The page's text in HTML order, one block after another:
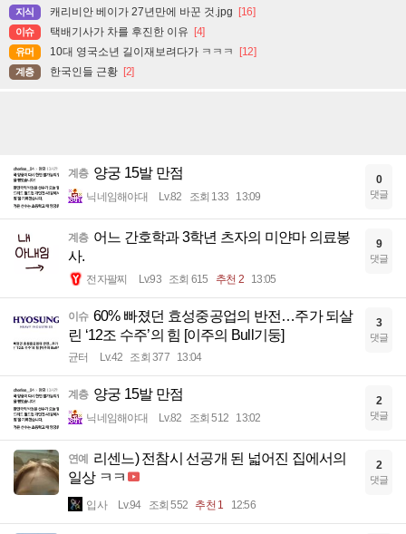
지식 캐리비안 베이가 27년만에 바꾼 것.jpg [16]
이슈 택배기사가 차를 후진한 이유 [4]
유머 10대 영국소년 길이재보려다가 ㅋㅋㅋ [12]
계층 한국인들 근황 [2]
계층 양궁 15발 만점
닉네임해야대 Lv.82 조회 133 13:09
0
댓글
계층 어느 간호학과 3학년 츠자의 미얀마 의료봉
사.
전자팔찌 Lv.93 조회 615 추천 2 13:05
9
댓글
이슈 60% 빠졌던 효성중공업의 반전…주가 되살
린 ‘12조 수주’의 힘 [이주의 Bull기둥]
균터 Lv.42 조회 377 13:04
3
댓글
계층 양궁 15발 만점
닉네임해야대 Lv.82 조회 512 13:02
2
댓글
연예
리센느) 전참시 선공개 된 넓어진 집에서의
일상 ㅋㅋ
입사 Lv.94 조회 552 추천 1 12:56
2
댓글